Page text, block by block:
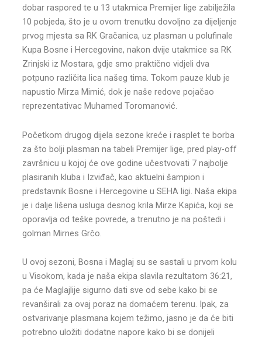
dobar raspored te u 13 utakmica Premijer lige zabilježila
10 pobjeda, što je u ovom trenutku dovoljno za dijeljenje
prvog mjesta sa RK Gračanica, uz plasman u polufinale
Kupa Bosne i Hercegovine, nakon dvije utakmice sa RK
Zrinjski iz Mostara, gdje smo praktično vidjeli dva
potpuno različita lica našeg tima. Tokom pauze klub je
napustio Mirza Mimić, dok je naše redove pojačao
reprezentativac Muhamed Toromanović.
Početkom drugog dijela sezone kreće i rasplet te borba
za što bolji plasman na tabeli Premijer lige, pred play-off
završnicu u kojoj će ove godine učestvovati 7 najbolje
plasiranih kluba i Izviđač, kao aktuelni šampion i
predstavnik Bosne i Hercegovine u SEHA ligi. Naša ekipa
je i dalje lišena usluga desnog krila Mirze Kapića, koji se
oporavlja od teške povrede, a trenutno je na poštedi i
golman Mirnes Grčo.
U ovoj sezoni, Bosna i Maglaj su se sastali u prvom kolu
u Visokom, kada je naša ekipa slavila rezultatom 36:21,
pa će Maglajlije sigurno dati sve od sebe kako bi se
revanširali za ovaj poraz na domaćem terenu. Ipak, za
ostvarivanje plasmana kojem težimo, jasno je da će biti
potrebno uložiti dodatne napore kako bi se donijeli